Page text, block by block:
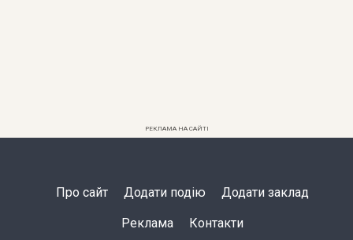
РЕКЛАМА НА САЙТІ
Про сайт Додати подію Додати заклад
Реклама Контакти